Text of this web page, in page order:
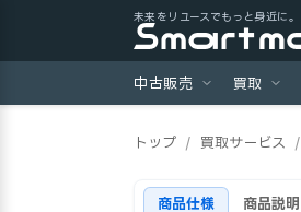
未来をリユースでもっと身近に。
中古販売 買取
トップ / 買取サービス /
商品仕様 商品説明